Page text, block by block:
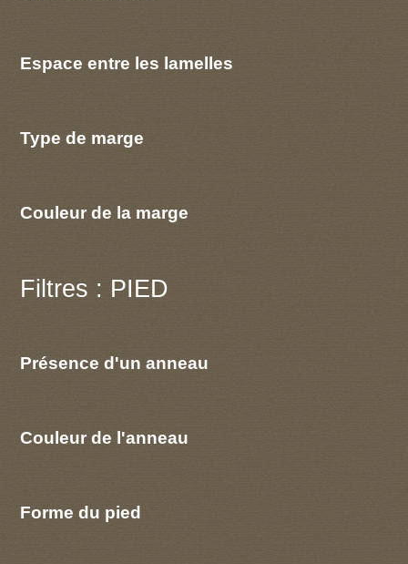
Espace entre les lamelles
Type de marge
Couleur de la marge
Filtres : PIED
Présence d'un anneau
Couleur de l'anneau
Forme du pied